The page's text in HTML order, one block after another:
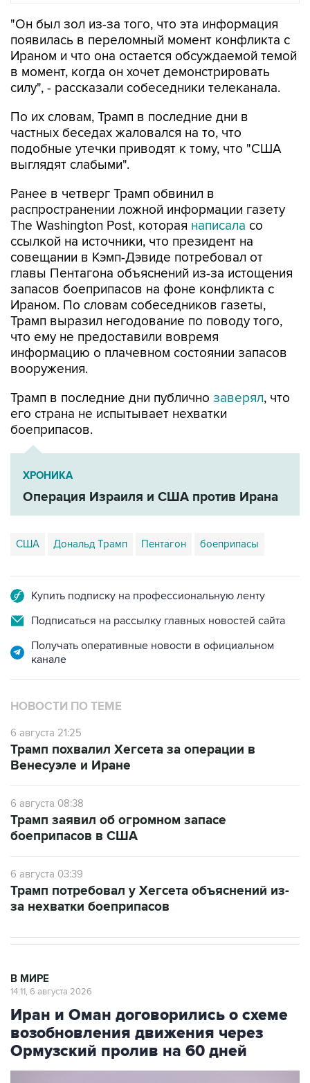
"Он был зол из-за того, что эта информация
появилась в переломный момент конфликта с
Ираном и что она остается обсуждаемой темой
в момент, когда он хочет демонстрировать
силу", - рассказали собеседники телеканала.
По их словам, Трамп в последние дни в
частных беседах жаловался на то, что
подобные утечки приводят к тому, что "США
выглядят слабыми".
Ранее в четверг Трамп обвинил в
распространении ложной информации газету
The Washington Post, которая написала со
ссылкой на источники, что президент на
совещании в Кэмп-Дэвиде потребовал от
главы Пентагона объяснений из-за истощения
запасов боеприпасов на фоне конфликта с
Ираном. По словам собеседников газеты,
Трамп выразил негодование по поводу того,
что ему не предоставили вовремя
информацию о плачевном состоянии запасов
вооружения.
Трамп в последние дни публично заверял, что
его страна не испытывает нехватки
боеприпасов.
ХРОНИКА
Операция Израиля и США против Ирана
США Дональд Трамп Пентагон боеприпасы
Купить подписку на профессиональную ленту
Подписаться на рассылку главных новостей сайта
Получать оперативные новости в официальном
канале
НОВОСТИ ПО ТЕМЕ
6 августа 21:25
Трамп похвалил Хегсета за операции в
Венесуэле и Иране
6 августа 08:38
Трамп заявил об огромном запасе
боеприпасов в США
6 августа 03:39
Трамп потребовал у Хегсета объяснений из-
за нехватки боеприпасов
В МИРЕ
14:11, 6 августа 2026
Иран и Оман договорились о схеме
возобновления движения через
Ормузский пролив на 60 дней